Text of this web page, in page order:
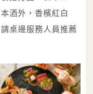
酒外，香檳紅白
桌邊服務人員推薦